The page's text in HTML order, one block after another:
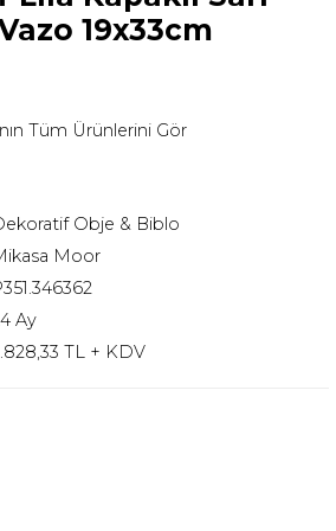
19x33cm
Tüm Ürünlerini Gör
Obje & Biblo
Moor
Ay
TL + KDV